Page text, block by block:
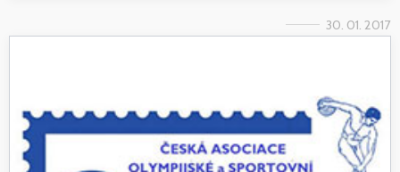
30. 01. 2017